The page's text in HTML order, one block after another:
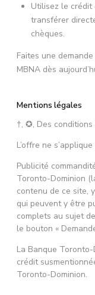
Utilisez le
transférer
chèques.
Faites une
MBNA dès
Mentions légales
†, ✪, Des conditions
L’offre ne
Publicité
Toronto-Dominion
contenu de ce site,
qui peuvent y être
complets au sujet
le bouton «
La Banque
crédit
Toronto-Dominion.